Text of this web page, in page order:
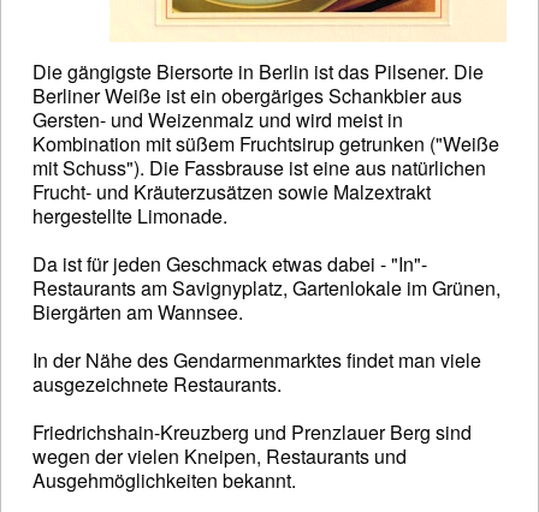
Die gängigste Biersorte in Berlin ist das Pilsener. Die
Berliner Weiße ist ein obergäriges Schankbier aus
Gersten- und Weizenmalz und wird meist in
Kombination mit süßem Fruchtsirup getrunken ("Weiße
mit Schuss"). Die Fassbrause ist eine aus natürlichen
Frucht- und Kräuterzusätzen sowie Malzextrakt
hergestellte Limonade.
Da ist für jeden Geschmack etwas dabei - "In"-
Restaurants am Savignyplatz, Gartenlokale im Grünen,
Biergärten am Wannsee.
In der Nähe des Gendarmenmarktes findet man viele
ausgezeichnete Restaurants.
Friedrichshain-Kreuzberg und Prenzlauer Berg sind
wegen der vielen Kneipen, Restaurants und
Ausgehmöglichkeiten bekannt.